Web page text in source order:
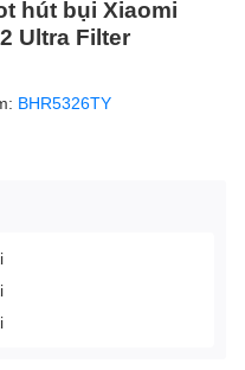
hút bụi Xiaomi
Ultra Filter
BHR5326TY